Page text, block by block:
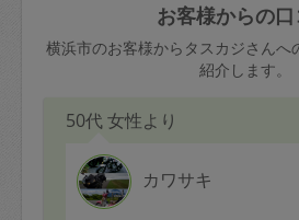
お客様からの口
横浜市のお客様からタスカジさんへ
紹介します。
50代 女性より
カワサキ